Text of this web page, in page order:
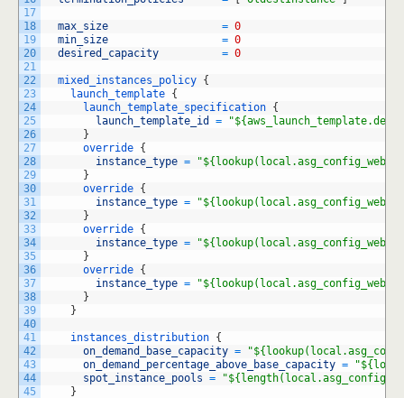
17
18
19
20
21
22
23
24
25
26
27
28
29
30
31
32
33
34
35
36
37
38
39
40
41
42
43
44
45
max_size = 0
min_size
= 0
desired_capacity
= 0
mixed_instances_policy {
launch_template {
launch_template_specification {
launch_template_id
=
}
override {
instance_type = "${lookup(local.asg_config_web["
}
override {
instance_type = "${lookup(local.asg_config_web["
}
override {
instance_type = "${lookup(local.asg_config_web["
}
override {
instance_type = "${lookup(local.asg_config_web["
}
}
instances_distribution {
on_demand_base_capacity =
on_demand_percentage_above_base_capacity =
spot_instance_pools =
}